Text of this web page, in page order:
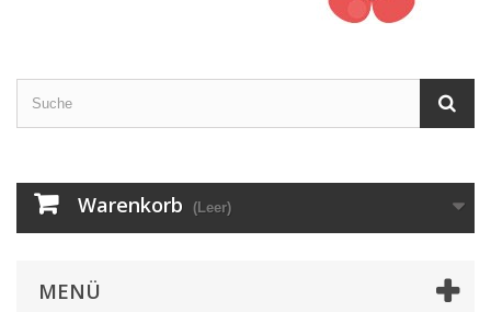
Warenkorb (Leer)
MENÜ